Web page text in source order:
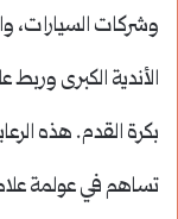
وشركات السيارات،
الأندية الكبرى وربط
بكرة القدم. هذه
تساهم في عولمة